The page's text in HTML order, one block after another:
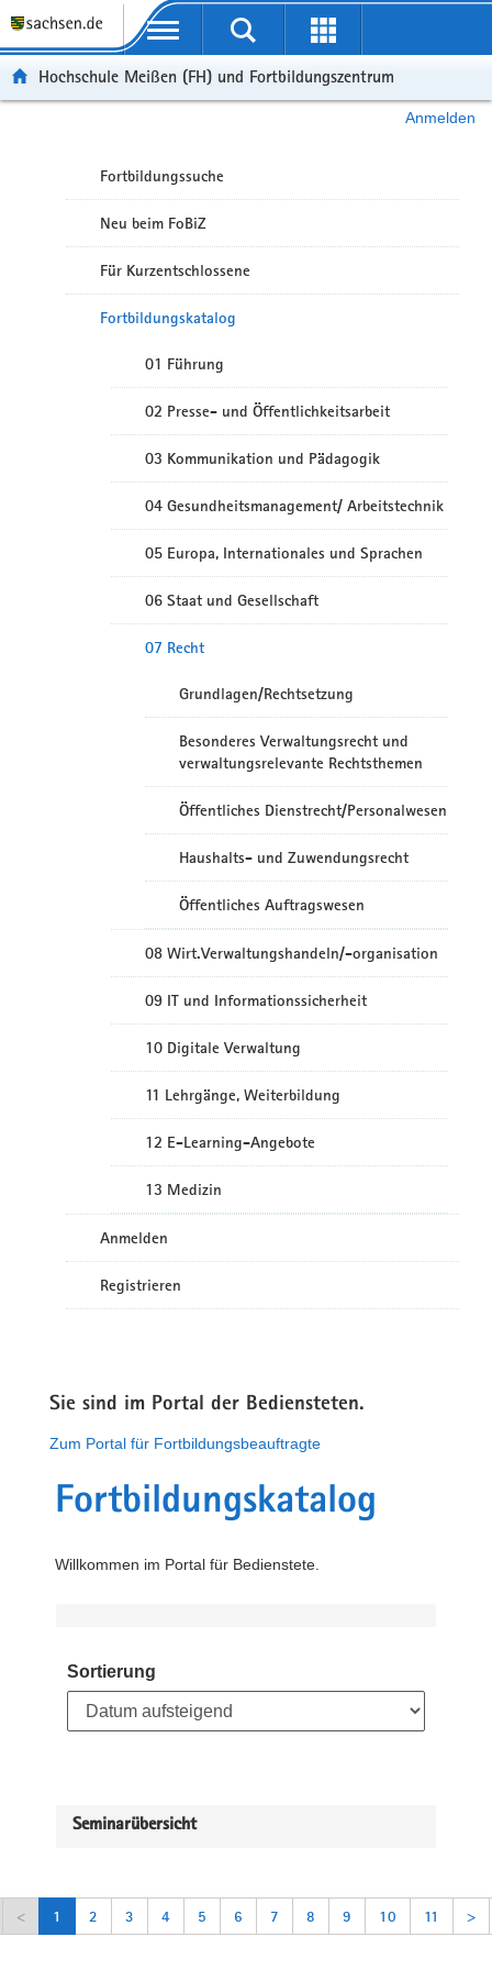
Portalübergreifende Navigation
Hochschule Meißen (FH) und Fortbildungszentrum
Anmelden
Fortbildungssuche
Neu beim FoBiZ
Für Kurzentschlossene
Fortbildungskatalog
01 Führung
02 Presse- und Öffentlichkeitsarbeit
03 Kommunikation und Pädagogik
04 Gesundheitsmanagement/ Arbeitstechnik
05 Europa, Internationales und Sprachen
06 Staat und Gesellschaft
07 Recht
Grundlagen/Rechtsetzung
Besonderes Verwaltungsrecht und
verwaltungsrelevante Rechtsthemen
Öffentliches Dienstrecht/Personalwesen
Haushalts- und Zuwendungsrecht
Öffentliches Auftragswesen
08 Wirt.Verwaltungshandeln/-organisation
09 IT und Informationssicherheit
10 Digitale Verwaltung
11 Lehrgänge, Weiterbildung
12 E-Learning-Angebote
13 Medizin
Anmelden
Registrieren
Sie sind im Portal der Bediensteten.
Zum Portal für Fortbildungsbeauftragte
Fortbildungskatalog
Willkommen im Portal für Bedienstete.
Sortierung
Seminarübersicht
< 1 2 3 4 5 6 7 8 9 10 11 >